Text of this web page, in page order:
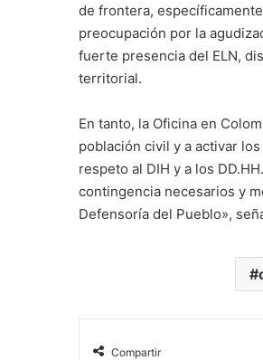
de frontera,
preocupación por la
fuerte presencia del ELN,
territorial.
En tanto, la Oficina en
población civil y a activar
respeto al DIH y a los
contingencia necesarios y
Defensoría del Pueblo»,
Compartir